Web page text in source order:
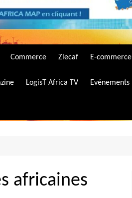
Commerce Zlecaf E-commerce
LogisT Africa TV Evénements
africaines